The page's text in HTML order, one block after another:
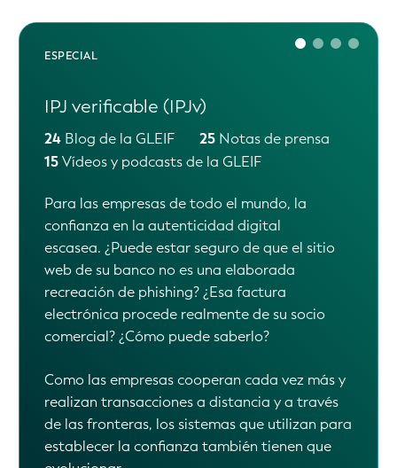
ESPECIAL
Lightbulb Series
22Blog de la GLEIF
GLEIF tiene como objetivo arrojar luz sobre
la amplitud de la aceptación y la defensa
del IPJ en los sectores público y privado, las
geografías y los casos de uso, destacando
qué líderes del sector, autoridades y
organizaciones apoyan el IPJ y con qué
propósito. Al demostrar cómo el éxito
está dando lugar a una oleada de
defensores de una mayor regulación del IPJ
y de la adopción voluntaria del IPJ en
aplicaciones nuevas y emergentes, la GLEIF